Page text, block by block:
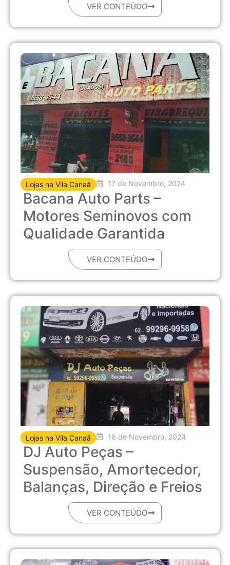
VER CONTEÚDO
Lojas na Vila Canaã 17 de Novembro, 2024
Bacana Auto Parts –
Motores Seminovos com
Qualidade Garantida
VER CONTEÚDO
Lojas na Vila Canaã 16 de Novembro, 2024
DJ Auto Peças –
Suspensão, Amortecedor,
Balanças, Direção e Freios
VER CONTEÚDO